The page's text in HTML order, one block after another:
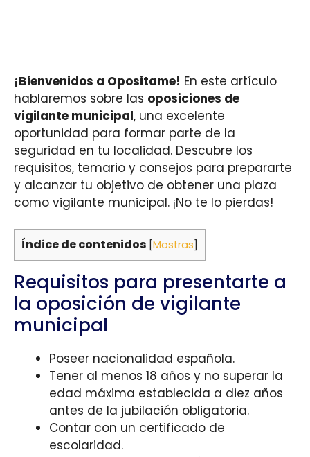
¡Bienvenidos a Opositame! En este artículo
hablaremos sobre las oposiciones de
vigilante municipal, una excelente
oportunidad para formar parte de la
seguridad en tu localidad. Descubre los
requisitos, temario y consejos para prepararte
y alcanzar tu objetivo de obtener una plaza
como vigilante municipal. ¡No te lo pierdas!
Índice de contenidos [Mostras]
Requisitos para presentarte a
la oposición de vigilante
municipal
Poseer nacionalidad española.
Tener al menos 18 años y no superar la
edad máxima establecida a diez años
antes de la jubilación obligatoria.
Contar con un certificado de
escolaridad.